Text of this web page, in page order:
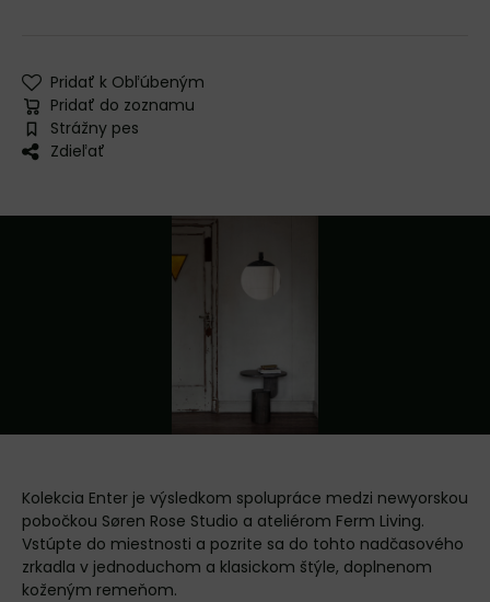
Pridať k Obľúbeným
Pridať do zoznamu
Strážny pes
Zdieľať
Kolekcia Enter je výsledkom spolupráce medzi newyorskou
pobočkou Søren Rose Studio a ateliérom Ferm Living.
Vstúpte do miestnosti a pozrite sa do tohto nadčasového
zrkadla v jednoduchom a klasickom štýle, doplnenom
koženým remeňom.